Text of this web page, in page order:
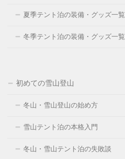
夏季テント泊の装備・グッズ一覧
冬季テント泊の装備・グッズ一覧
初めての雪山登山
冬山・雪山登山の始め方
雪山テント泊の本格入門
冬山・雪山テント泊の失敗談